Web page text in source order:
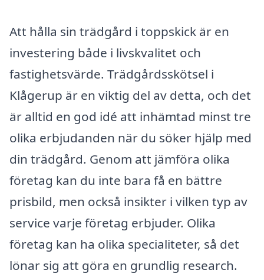
Att hålla sin trädgård i toppskick är en
investering både i livskvalitet och
fastighetsvärde. Trädgårdsskötsel i
Klågerup är en viktig del av detta, och det
är alltid en god idé att inhämtad minst tre
olika erbjudanden när du söker hjälp med
din trädgård. Genom att jämföra olika
företag kan du inte bara få en bättre
prisbild, men också insikter i vilken typ av
service varje företag erbjuder. Olika
företag kan ha olika specialiteter, så det
lönar sig att göra en grundlig research.